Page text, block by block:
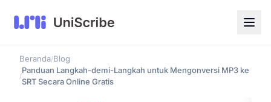
Beranda/Blog
/
Panduan Langkah-demi-Langkah untuk Mengonversi MP3 ke
SRT Secara Online Gratis